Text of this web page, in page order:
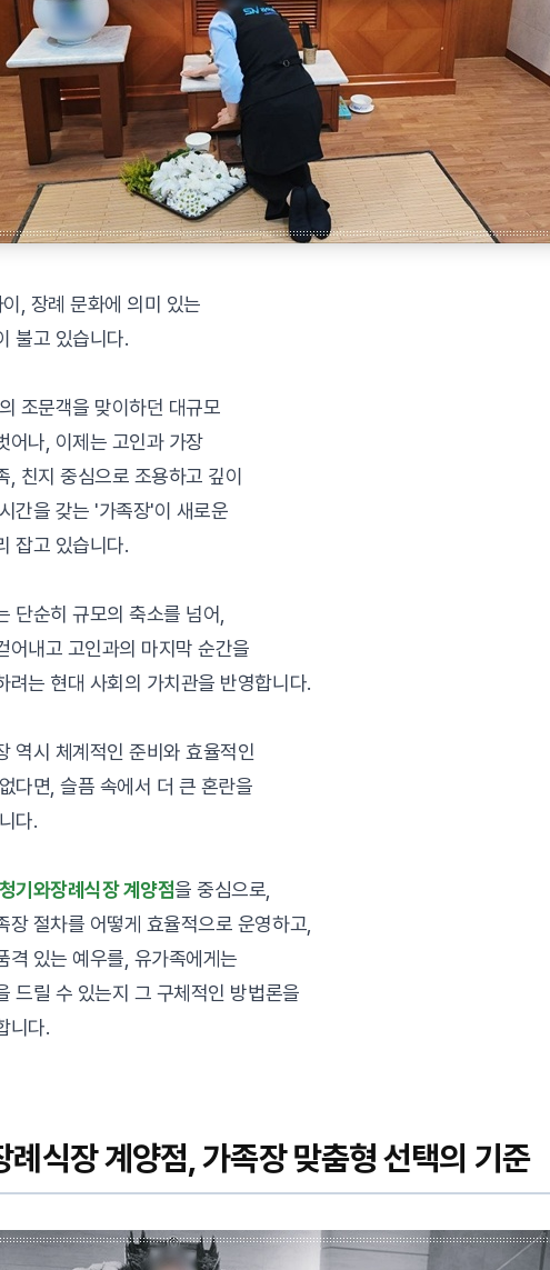
, 장례 문화에 의미 있는
불고 있습니다.
조문객을 맞이하던 대규모
어나, 이제는 고인과 가장
, 친지 중심으로 조용하고 깊이
간을 갖는 '가족장'이 새로운
잡고 있습니다.
단순히 규모의 축소를 넘어,
어내고 고인과의 마지막 순간을
려는 현대 사회의 가치관을 반영합니다.
역시 체계적인 준비와 효율적인
다면, 슬픔 속에서 더 큰 혼란을
다.
청기와장례식장 계양점을 중심으로,
장 절차를 어떻게 효율적으로 운영하고,
격 있는 예우를, 유가족에게는
드릴 수 있는지 그 구체적인 방법론을
니다.
례식장 계양점, 가족장 맞춤형 선택의 기준